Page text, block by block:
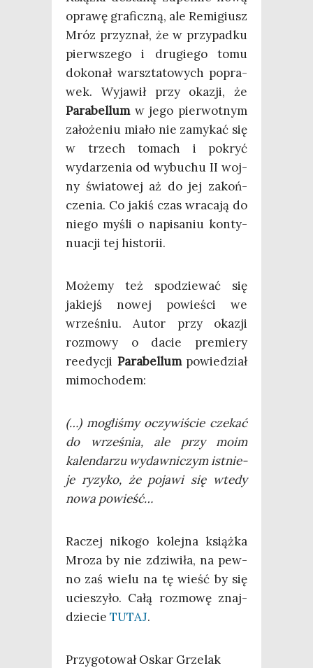
opra­wę gra­ficz­ną, ale Remi­giusz
Mróz przy­znał, że w przy­pad­ku
pierw­sze­go i dru­gie­go tomu
doko­nał warsz­ta­to­wych popra­
wek. Wyja­wił przy oka­zji, że
Para­bel­lumw jego pier­wot­nym
zało­że­niu mia­ło nie zamy­kać się
w trzech tomach i pokryć
wyda­rze­nia od wybu­chu II woj­
ny świa­to­wej aż do jej zakoń­
cze­nia. Co jakiś czas wra­ca­ją do
nie­go myśli o napi­sa­niu kon­ty­
nu­acji tej historii.
Może­my też spo­dzie­wać się
jakiejś nowej powie­ści we
wrze­śniu. Autor przy oka­zji
roz­mo­wy o dacie pre­mie­ry
reedy­cji Para­bel­lumpowie­dział
mimochodem:
(…) mogli­śmy oczy­wi­ście cze­kać
do wrze­śnia, ale przy moim
kalen­da­rzu wydaw­ni­czym ist­nie­
je ryzy­ko, że poja­wi się wte­dy
nowa powieść…
Raczej niko­go kolej­na książ­ka
Mro­za by nie zdzi­wi­ła, na pew­
no zaś wie­lu na tę wieść by się
ucie­szy­ło. Całą roz­mo­wę znaj­
dzie­cie TUTAJ.
Przy­go­to­wał Oskar Grzelak